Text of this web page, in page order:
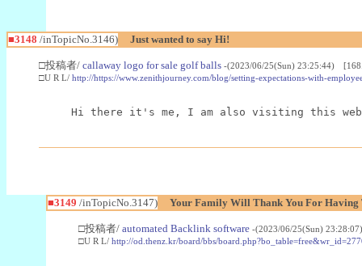
■3148 /inTopicNo.3146) Just wanted to say Hi!
□投稿者/ callaway logo for sale golf balls -(2023/06/25(Sun) 23:25:44)
□U R L/ http://https://www.zenithjourney.com/blog/setting-expectations-with-
Hi there it's me, I am also visiting this
■3149 /inTopicNo.3147) Your Family Will Thank You For Having
□投稿者/ automated Backlink software -(2023/06/25(Sun)
□U R L/ http://od.thenz.kr/board/bbs/